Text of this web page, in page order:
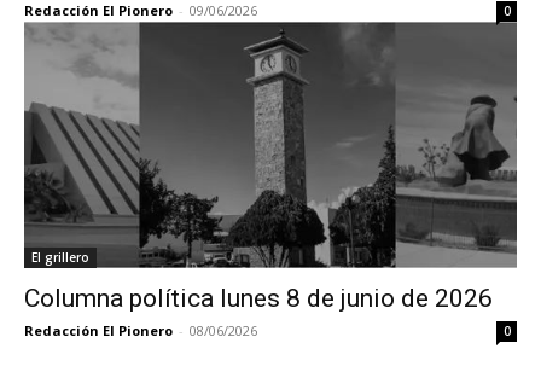
Redacción El Pionero - 09/06/2026 0
El grillero
Columna política lunes 8 de junio de 2026
Redacción El Pionero - 08/06/2026 0